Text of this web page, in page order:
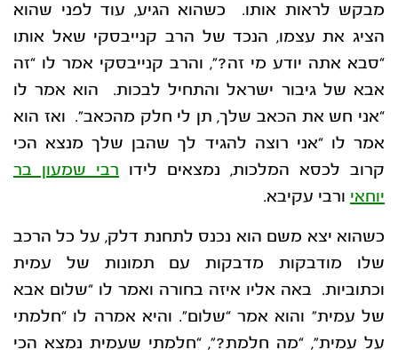
מבקש לראות אותו. כשהוא הגיע, עוד לפני שהוא
הציג את עצמו, הנכד של הרב קנייבסקי שאל אותו
“סבא אתה יודע מי זה?”, והרב קנייבסקי אמר לו “זה
אבא של גיבור ישראל והתחיל לבכות. הוא אמר לו
“אני חש את הכאב שלך, תן לי חלק מהכאב”. ואז הוא
אמר לו “אני רוצה להגיד לך שהבן שלך מנצא הכי
קרוב לכסא המלכות, נמצאים לידו רבי שמעון בר
יוחאי ורבי עקיבא.
כשהוא יצא משם הוא נכנס לתחנת דלק, על כל הרכב
שלו מודבקות מדבקות עם תמונות של עמית
וכתוביות. באה אליו איזה בחורה ואמר לו “שלום אבא
של עמית” והוא אמר “שלום”. והיא אמרה לו “חלמתי
על עמית”, “מה חלמת?”, “חלמתי שעמית נמצא הכי